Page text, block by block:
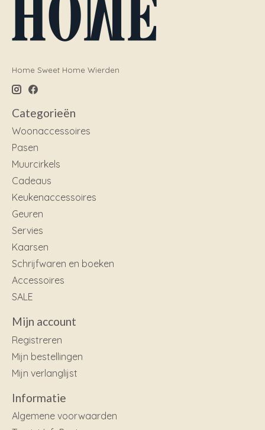
Home Sweet Home Wierden
Categorieën
Woonaccessoires
Pasen
Muurcirkels
Cadeaus
Keukenaccessoires
Geuren
Servies
Kaarsen
Schrijfwaren en boeken
Accessoires
SALE
Mijn account
Registreren
Mijn bestellingen
Mijn verlanglijst
Informatie
Algemene voorwaarden